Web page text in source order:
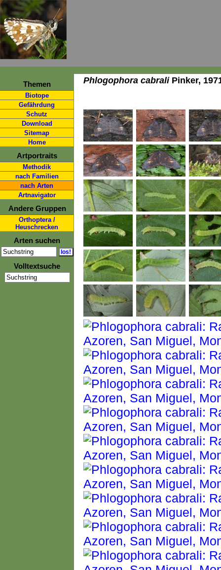
Themen
Biotope
Gefährdung
Schutz
Download
Sitemap
Home
Artportraits
Methodik
nach Familien
nach Arten
Artnavigator
Andere Gruppen
Orthoptera /
Heuschrecken
Arten suchen
Volltextsuche
Phlogophora cabraliPinker,